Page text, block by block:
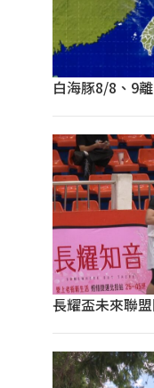
白海豚8/8、9
長耀盃未來聯